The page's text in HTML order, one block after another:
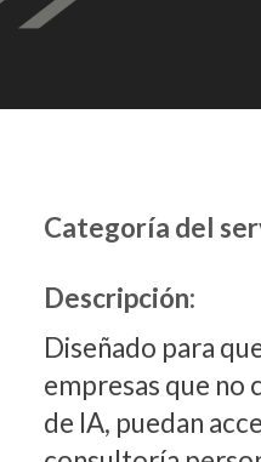
Categoría del
Descripción:
Diseñado para
empresas que no
de IA, puedan